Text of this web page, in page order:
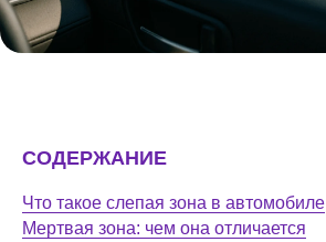
СОДЕРЖАНИЕ
Что такое слепая зона в автомобиле
Мертвая зона: чем она отличается